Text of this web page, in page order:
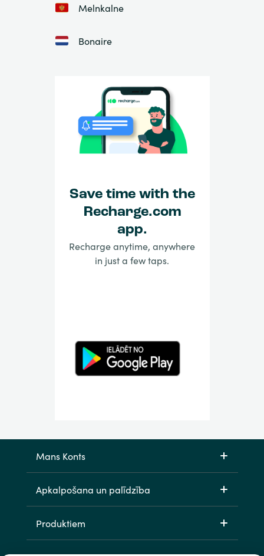
Melnkalne
Bonaire
Save time with the
Recharge.com
app.
Recharge anytime, anywhere
in just a few taps.
Mans Konts
Apkalpošana un palīdzība
Produktiem